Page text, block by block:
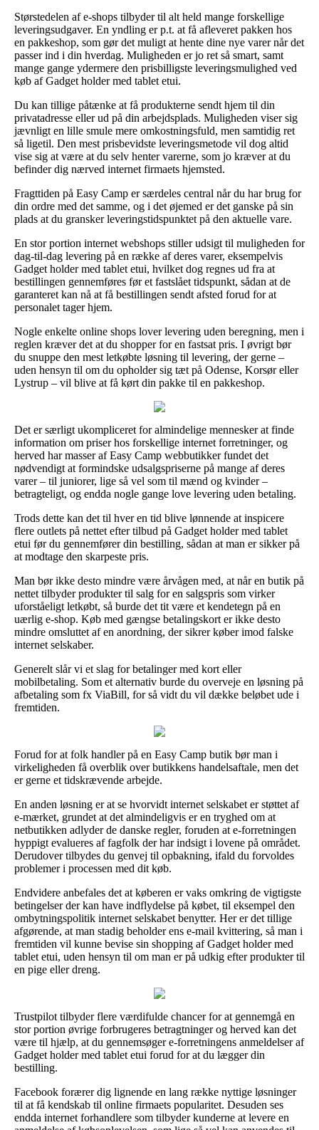
Størstedelen af e-shops tilbyder til alt held mange forskellige
leveringsudgaver. En yndling er p.t. at få afleveret pakken hos
en pakkeshop, som gør det muligt at hente dine nye varer når det
passer ind i din hverdag. Muligheden er jo ret så smart, samt
mange gange ydermere den prisbilligste leveringsmulighed ved
køb af Gadget holder med tablet etui.
Du kan tillige påtænke at få produkterne sendt hjem til din
privatadresse eller ud på din arbejdsplads. Muligheden viser sig
jævnligt en lille smule mere omkostningsfuld, men samtidig ret
så ligetil. Den mest prisbevidste leveringsmetode vil dog altid
vise sig at være at du selv henter varerne, som jo kræver at du
befinder dig nærved internet firmaets hjemsted.
Fragttiden på Easy Camp er særdeles central når du har brug for
din ordre med det samme, og i det øjemed er det ganske på sin
plads at du gransker leveringstidspunktet på den aktuelle vare.
En stor portion internet webshops stiller udsigt til muligheden for
dag-til-dag levering på en række af deres varer, eksempelvis
Gadget holder med tablet etui, hvilket dog regnes ud fra at
bestillingen gennemføres før et fastslået tidspunkt, sådan at de
garanteret kan nå at få bestillingen sendt afsted forud for at
personalet tager hjem.
Nogle enkelte online shops lover levering uden beregning, men i
reglen kræver det at du shopper for en fastsat pris. I øvrigt bør
du snuppe den mest letkøbte løsning til levering, der gerne –
uden hensyn til om du opholder sig tæt på Odense, Korsør eller
Lystrup – vil blive at få kørt din pakke til en pakkeshop.
Det er særligt ukompliceret for almindelige mennesker at finde
information om priser hos forskellige internet forretninger, og
herved har masser af Easy Camp webbutikker fundet det
nødvendigt at formindske udsalgspriserne på mange af deres
varer – til juniorer, lige så vel som til mænd og kvinder –
betragteligt, og endda nogle gange love levering uden betaling.
Trods dette kan det til hver en tid blive lønnende at inspicere
flere outlets på nettet efter tilbud på Gadget holder med tablet
etui før du gennemfører din bestilling, sådan at man er sikker på
at modtage den skarpeste pris.
Man bør ikke desto mindre være årvågen med, at når en butik på
nettet tilbyder produkter til salg for en salgspris som virker
uforståeligt letkøbt, så burde det tit være et kendetegn på en
uærlig e-shop. Køb med gængse betalingskort er ikke desto
mindre omsluttet af en anordning, der sikrer køber imod falske
internet selskaber.
Generelt slår vi et slag for betalinger med kort eller
mobilbetaling. Som et alternativ burde du overveje en løsning på
afbetaling som fx ViaBill, for så vidt du vil dække beløbet ude i
fremtiden.
Forud for at folk handler på en Easy Camp butik bør man i
virkeligheden få overblik over butikkens handelsaftale, men det
er gerne et tidskrævende arbejde.
En anden løsning er at se hvorvidt internet selskabet er støttet af
e-mærket, grundet at det almindeligvis er en tryghed om at
netbutikken adlyder de danske regler, foruden at e-forretningen
hyppigt evalueres af fagfolk der har indsigt i lovene på området.
Derudover tilbydes du genvej til opbakning, ifald du forvoldes
problemer i processen med dit køb.
Endvidere anbefales det at køberen er vaks omkring de vigtigste
betingelser der kan have indflydelse på købet, til eksempel den
ombytningspolitik internet selskabet benytter. Her er det tillige
afgørende, at man stadig beholder ens e-mail kvittering, så man i
fremtiden vil kunne bevise sin shopping af Gadget holder med
tablet etui, uden hensyn til om man er på udkig efter produkter til
en pige eller dreng.
Trustpilot tilbyder flere værdifulde chancer for at gennemgå en
stor portion øvrige forbrugeres betragtninger og herved kan det
være til hjælp, at du gennemsøger e-forretningens anmeldelser af
Gadget holder med tablet etui forud for at du lægger din
bestilling.
Facebook forærer dig lignende en lang række nyttige løsninger
til at få kendskab til online firmaets popularitet. Desuden ses
endda internet forhandlere som tilbyder kunderne at levere en